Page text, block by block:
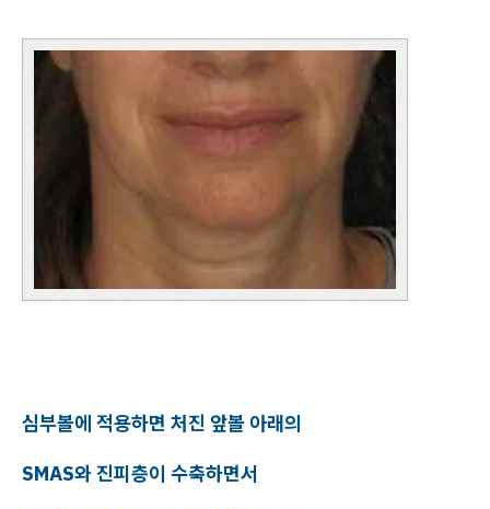
심부볼에 적용하면 처진 앞볼 아래의
SMAS와 진피층이 수축하면서